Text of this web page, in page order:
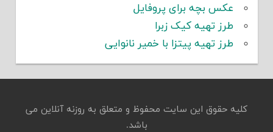
عکس بچه برای پروفایل
طرز تهیه کیک زبرا
طرز تهیه پیتزا با خمیر نانوایی
کلیه حقوق این سایت محفوظ و متعلق به روزنه آنلاین می
باشد.